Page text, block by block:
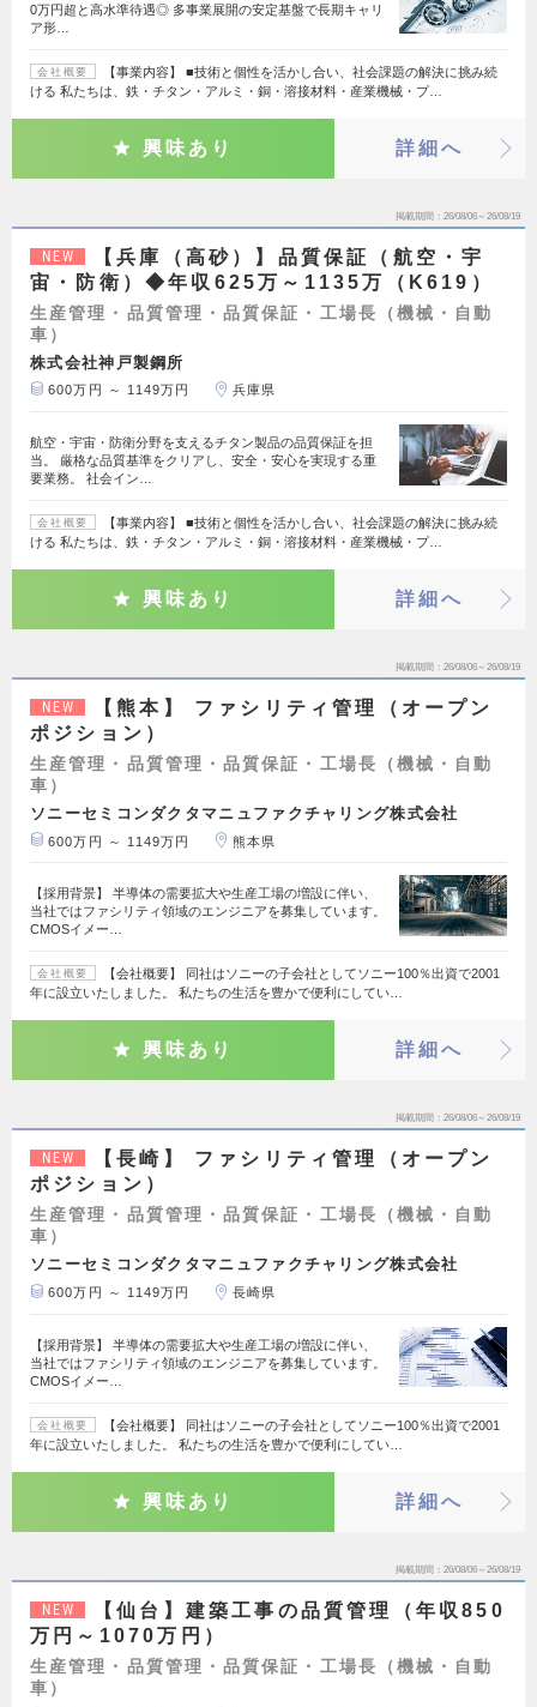
0万円超と高水準待遇◎ 多事業展開の安定基盤で長期キャリ
ア形…
会社概要
【事業内容】 ■技術と個性を活かし合い、社会課題の解決に挑み続
ける 私たちは、鉄・チタン・アルミ・銅・溶接材料・産業機械・プ…
興味あり 詳細へ
掲載期間 26/08/06～26/08/19
NEW
【兵庫（高砂）】品質保証（航空・宇
宙・防衛）◆年収625万～1135万（K619）
生産管理・品質管理・品質保証・工場長（機械・自動
車）
株式会社神戸製鋼所
600万円 ～ 1149万円 兵庫県
航空・宇宙・防衛分野を支えるチタン製品の品質保証を担
当。 厳格な品質基準をクリアし、安全・安心を実現する重
要業務。 社会イン…
会社概要
【事業内容】 ■技術と個性を活かし合い、社会課題の解決に挑み続
ける 私たちは、鉄・チタン・アルミ・銅・溶接材料・産業機械・プ…
興味あり 詳細へ
掲載期間 26/08/06～26/08/19
NEW
【熊本】 ファシリティ管理（オープン
ポジション）
生産管理・品質管理・品質保証・工場長（機械・自動
車）
ソニーセミコンダクタマニュファクチャリング株式会社
600万円 ～ 1149万円 熊本県
【採用背景】 半導体の需要拡大や生産工場の増設に伴い、
当社ではファシリティ領域のエンジニアを募集しています。
CMOSイメー…
会社概要
【会社概要】 同社はソニーの子会社としてソニー100％出資で2001
年に設立いたしました。 私たちの生活を豊かで便利にしてい…
興味あり 詳細へ
掲載期間 26/08/06～26/08/19
NEW
【長崎】 ファシリティ管理（オープン
ポジション）
生産管理・品質管理・品質保証・工場長（機械・自動
車）
ソニーセミコンダクタマニュファクチャリング株式会社
600万円 ～ 1149万円 長崎県
【採用背景】 半導体の需要拡大や生産工場の増設に伴い、
当社ではファシリティ領域のエンジニアを募集しています。
CMOSイメー…
会社概要
【会社概要】 同社はソニーの子会社としてソニー100％出資で2001
年に設立いたしました。 私たちの生活を豊かで便利にしてい…
興味あり 詳細へ
掲載期間 26/08/06～26/08/19
NEW
【仙台】建築工事の品質管理（年収850
万円～1070万円）
生産管理・品質管理・品質保証・工場長（機械・自動
車）